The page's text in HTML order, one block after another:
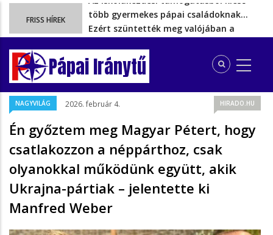
FRISS HÍREK
Ezért szüntették meg valójában a
szén‑dioxid‑kvóta‑adót
Energiakrízis: Magyar Péter szerint még
hetekig nem lehet…
A spanyol enklávét elárasztják a
tengeren érkező migránsok
Rétvári Bence: Magyar Péter gőzerővel
hátrál ki a tanároknak tett…
Az iskolakezdési támogatásból kieső
több gyermekes pápai családoknak…
Pápai Iránytű
NAGYVILÁG 2026. február 4. HIRADO.HU
Én győztem meg Magyar Pétert, hogy
csatlakozzon a néppárthoz, csak
olyanokkal működünk együtt, akik
Ukrajna-pártiak – jelentette ki
Manfred Weber